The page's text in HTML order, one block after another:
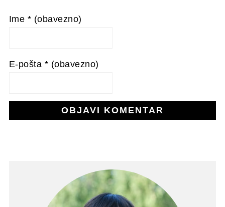
Ime * (obavezno)
E-pošta * (obavezno)